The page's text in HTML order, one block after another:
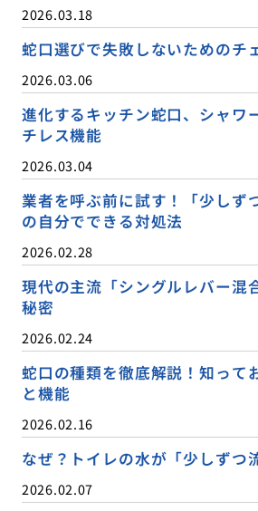
2026.03.18
蛇口選びで失敗しないためのチ
2026.03.06
進化するキッチン蛇口、シャワ
チレス機能
2026.03.04
業者を呼ぶ前に試す！「少しず
の自分でできる対処法
2026.02.28
現代の主流「シングルレバー混
秘密
2026.02.24
蛇口の種類を徹底解説！知って
と機能
2026.02.16
なぜ？トイレの水が「少しずつ
2026.02.07